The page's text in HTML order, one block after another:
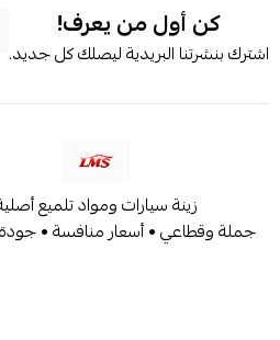
كن أول من يعرف!
اشترك بنشرتنا البريدية ليصلك كل جديد.
زينة سيارات ومواد تلميع
جملة وقطاعي • أسعار منافسة •